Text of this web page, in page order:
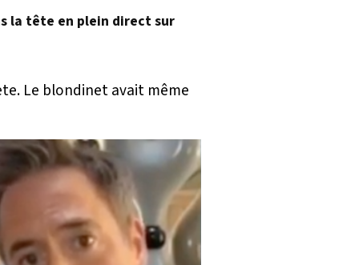
la tête en plein direct sur
Le blondinet avait même